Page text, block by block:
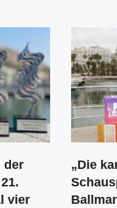
der
vier
„Die